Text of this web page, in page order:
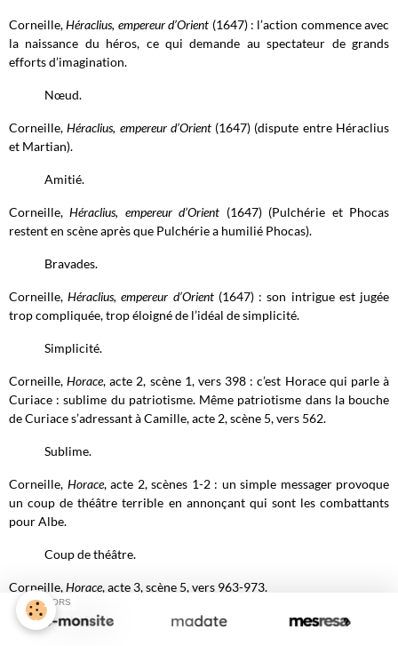
Corneille,Héraclius, empereur d’Orient (1647) : l’action commence avec
la naissance du héros, ce qui demande au spectateur de grands
efforts d’imagination.
Nœud.
Corneille,Héraclius, empereur d’Orient (1647) (dispute entre Héraclius
et Martian).
Amitié.
Corneille,Héraclius, empereur d’Orient (1647) (Pulchérie et Phocas
restent en scène après que Pulchérie a humilié Phocas).
Bravades.
Corneille,Héraclius, empereur d’Orient (1647) : son intrigue est jugée
trop compliquée, trop éloigné de l’idéal de simplicité.
Simplicité.
Corneille,Horace, acte 2, scène 1, vers 398 : c’est Horace qui parle à
Curiace : sublime du patriotisme. Même patriotisme dans la bouche
de Curiace s’adressant à Camille, acte 2, scène 5, vers 562.
Sublime.
Corneille, Horace, acte 2, scènes 1-2 : un simple messager provoque
un coup de théâtre terrible en annonçant qui sont les combattants
pour Albe.
Coup de théâtre.
Corneille,Horace, acte 3, scène 5, vers 963-973.
Art théâtral.
SPONSORS